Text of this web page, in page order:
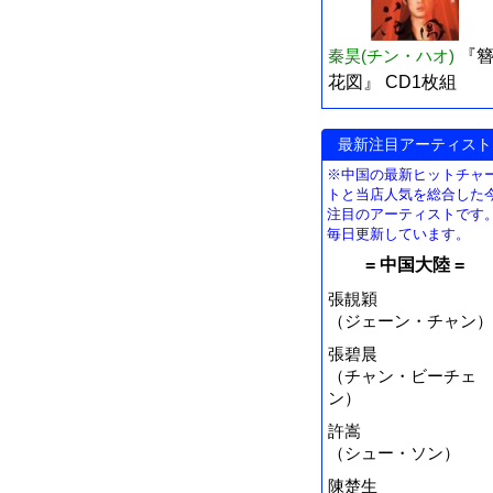
秦昊(チン・ハオ)
『簪
花図』 CD1枚組
最新注目アーティスト
※中国の最新ヒットチャ
トと当店人気を総合した
注目のアーティストです。
毎日更新しています。
= 中国大陸 =
張靚穎
（ジェーン・チャン）
張碧晨
（チャン・ビーチェ
ン）
許嵩
（シュー・ソン）
陳楚生